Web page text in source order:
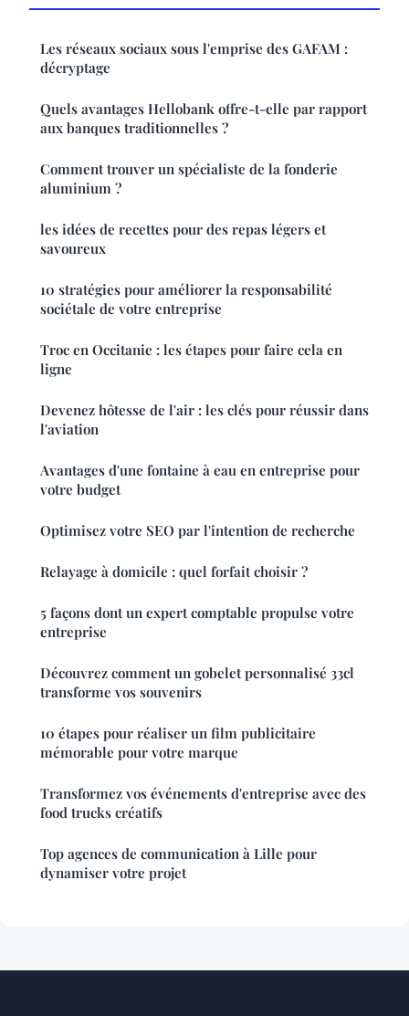
Les réseaux sociaux sous l'emprise des GAFAM :
décryptage
Quels avantages Hellobank offre-t-elle par rapport
aux banques traditionnelles ?
Comment trouver un spécialiste de la fonderie
aluminium ?
les idées de recettes pour des repas légers et
savoureux
10 stratégies pour améliorer la responsabilité
sociétale de votre entreprise
Troc en Occitanie : les étapes pour faire cela en
ligne
Devenez hôtesse de l'air : les clés pour réussir dans
l'aviation
Avantages d'une fontaine à eau en entreprise pour
votre budget
Optimisez votre SEO par l'intention de recherche
Relayage à domicile : quel forfait choisir ?
5 façons dont un expert comptable propulse votre
entreprise
Découvrez comment un gobelet personnalisé 33cl
transforme vos souvenirs
10 étapes pour réaliser un film publicitaire
mémorable pour votre marque
Transformez vos événements d'entreprise avec des
food trucks créatifs
Top agences de communication à Lille pour
dynamiser votre projet